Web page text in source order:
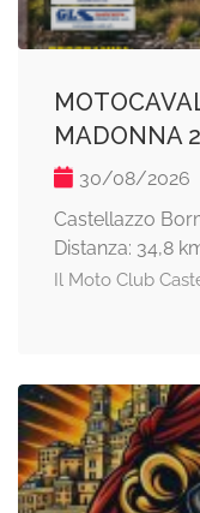
MADONNA
30/08/2026
Castellazzo
Distanza: 34,8
Il Moto Club